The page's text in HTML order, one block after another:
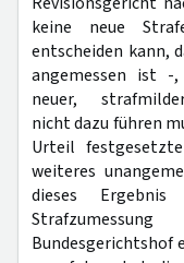
keine neue
entscheiden kann,
angemessen ist -,
neuer,
nicht dazu führen
Urteil
weiteres
dieses
Bundesgerichtshof